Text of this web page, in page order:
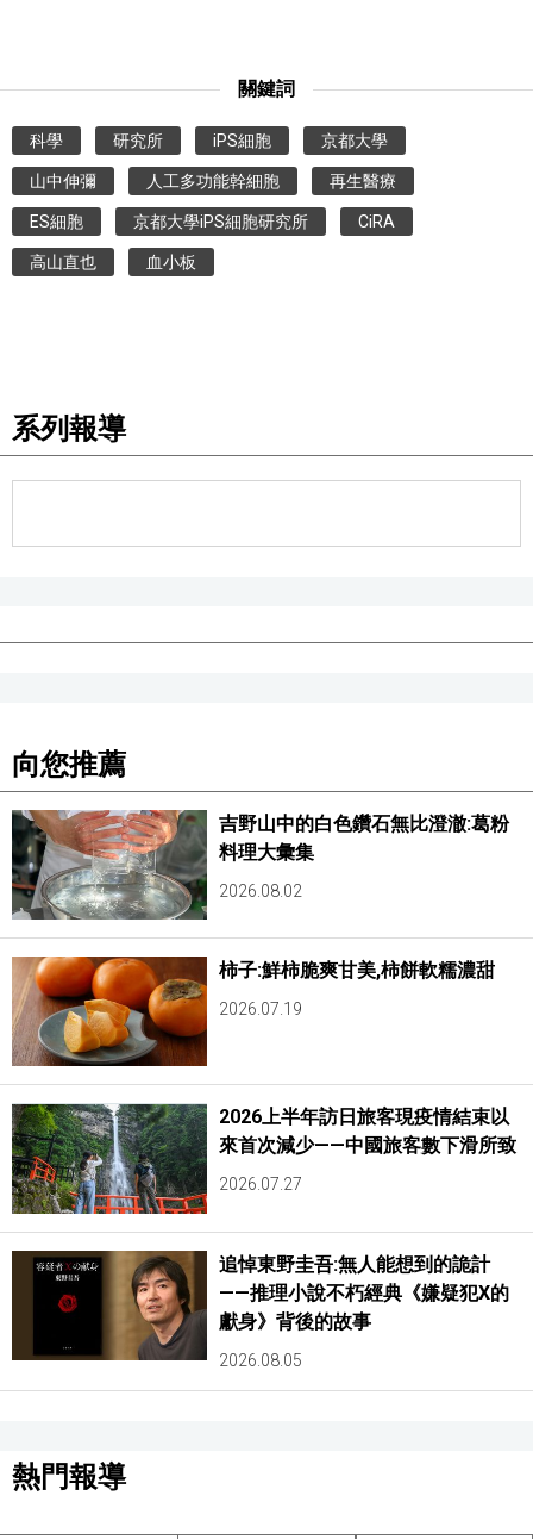
關鍵詞
科學 研究所 iPS細胞 京都大學
山中伸彌 人工多功能幹細胞 再生醫療
ES細胞 京都大學iPS細胞研究所 CiRA
高山直也 血小板
系列報導
向您推薦
吉野山中的白色鑽石無比澄澈:葛粉
料理大彙集
2026.08.02
柿子:鮮柿脆爽甘美,柿餅軟糯濃甜
2026.07.19
2026上半年訪日旅客現疫情結束以
來首次減少——中國旅客數下滑所致
2026.07.27
追悼東野圭吾:無人能想到的詭計
——推理小說不朽經典《嫌疑犯X的
獻身》背後的故事
2026.08.05
熱門報導